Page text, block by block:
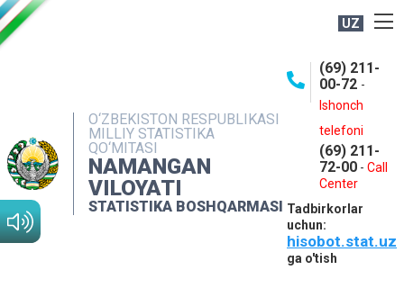
UZ
O‘ZBEKISTON RESPUBLIKASI
MILLIY STATISTIKA
QO‘MITASI
NAMANGAN
VILOYATI
STATISTIKA BOSHQARMASI
(69) 211-
00-72 -
Ishonch
telefoni
(69) 211-
72-00 - Call
Center
Tadbirkorlar
uchun:
hisobot.stat.uz
ga o'tish
NASHRLAR
INTERAKTIV XIZMATLAR
MATBUOT XIZMATI
MUROJAATLAR